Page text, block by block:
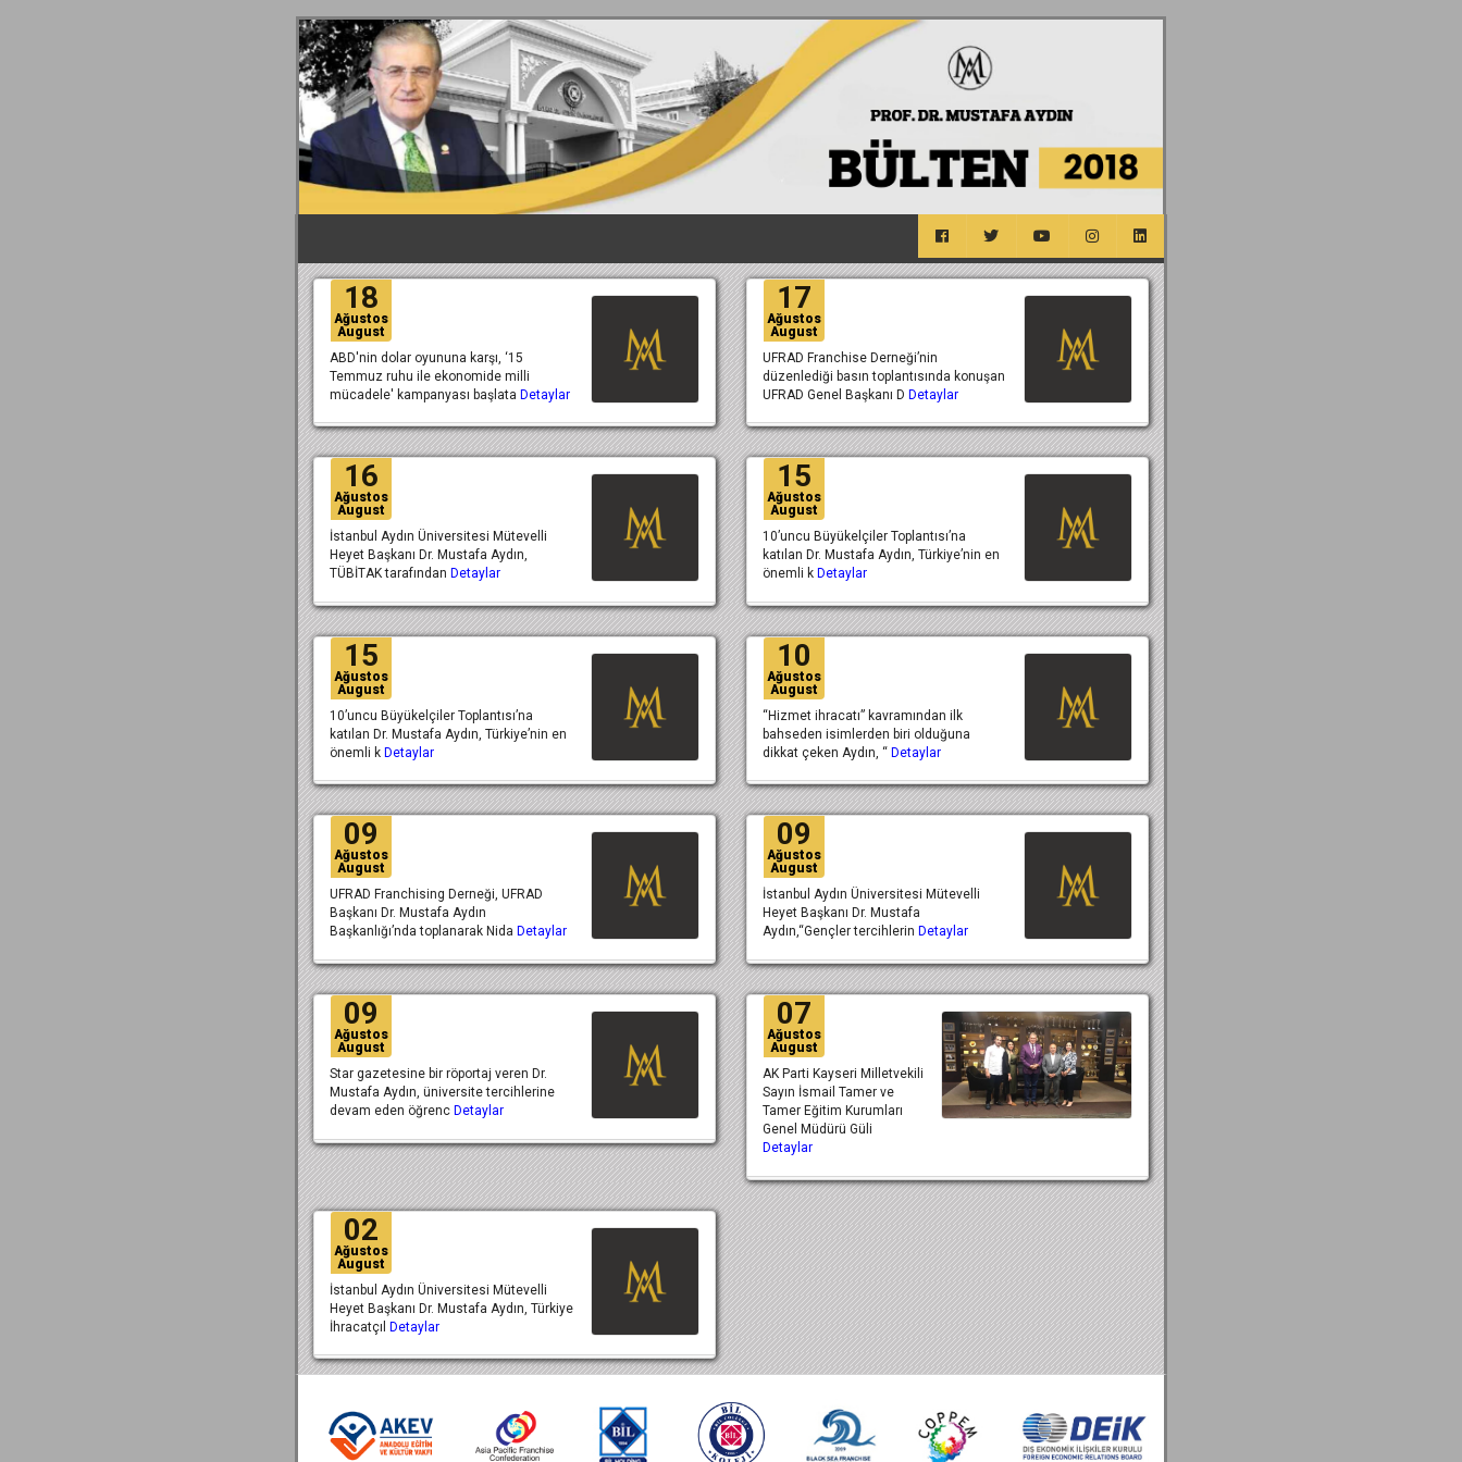
18
Ağustos
August
ABD'nin dolar oyununa karşı, ‘15
Temmuz ruhu ile ekonomide milli
mücadele' kampanyası başlata Detaylar
17
Ağustos
August
UFRAD Franchise Derneği’nin
düzenlediği basın toplantısında konuşan
UFRAD Genel Başkanı D Detaylar
16
Ağustos
August
İstanbul Aydın Üniversitesi Mütevelli
Heyet Başkanı Dr. Mustafa Aydın,
TÜBİTAK tarafından Detaylar
15
Ağustos
August
10’uncu Büyükelçiler Toplantısı’na
katılan Dr. Mustafa Aydın, Türkiye’nin en
önemli k Detaylar
15
Ağustos
August
10’uncu Büyükelçiler Toplantısı’na
katılan Dr. Mustafa Aydın, Türkiye’nin en
önemli k Detaylar
10
Ağustos
August
“Hizmet ihracatı” kavramından ilk
bahseden isimlerden biri olduğuna
dikkat çeken Aydın, “ Detaylar
09
Ağustos
August
UFRAD Franchising Derneği, UFRAD
Başkanı Dr. Mustafa Aydın
Başkanlığı’nda toplanarak Nida Detaylar
09
Ağustos
August
İstanbul Aydın Üniversitesi Mütevelli
Heyet Başkanı Dr. Mustafa
Aydın,“Gençler tercihlerin Detaylar
09
Ağustos
August
Star gazetesine bir röportaj veren Dr.
Mustafa Aydın, üniversite tercihlerine
devam eden öğrenc Detaylar
07
Ağustos
August
AK Parti Kayseri Milletvekili
Sayın İsmail Tamer ve
Tamer Eğitim Kurumları
Genel Müdürü Güli
Detaylar
02
Ağustos
August
İstanbul Aydın Üniversitesi Mütevelli
Heyet Başkanı Dr. Mustafa Aydın, Türkiye
İhracatçıl Detaylar